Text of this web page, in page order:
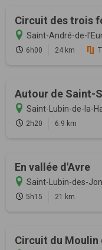
Circuit des trois
Saint-André-de-
6h00 24 km
Autour de Saint-
Saint-Lubin-de-la-
2h20 6.9 km
En vallée d'Avre
Saint-Lubin-des-
5h15 21 km
Circuit du Moulin